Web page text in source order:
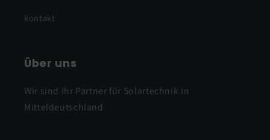
kontakt
Über uns
Wir sind Ihr Partner für Solartechnik in
Mitteldeutschland